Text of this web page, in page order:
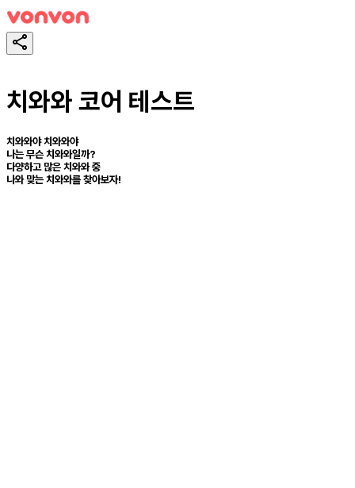
치와와 코어 테스트
치와와야 치와와야
나는 무슨 치와와일까?
다양하고 많은 치와와 중
나와 맞는 치와와를 찾아보자!